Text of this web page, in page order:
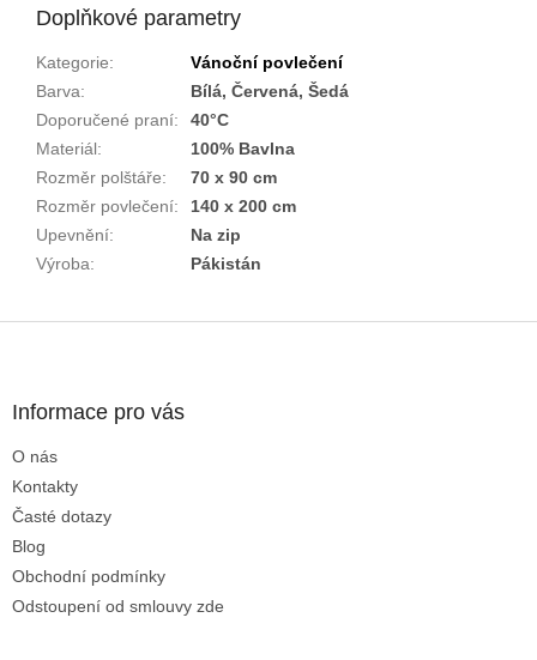
Doplňkové parametry
Kategorie:
Vánoční povlečení
Barva:
Bílá, Červená, Šedá
Doporučené praní:
40°C
Materiál:
100% Bavlna
Rozměr polštáře:
70 x 90 cm
Rozměr povlečení:
140 x 200 cm
Upevnění:
Na zip
Výroba: Pákistán
Informace pro vás
O nás
Kontakty
Časté dotazy
Blog
Obchodní podmínky
Odstoupení od smlouvy zde